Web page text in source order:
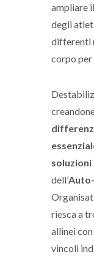
ampliare
degli
differenti
corpo per
dell’
riesca a
allinei
vincoli